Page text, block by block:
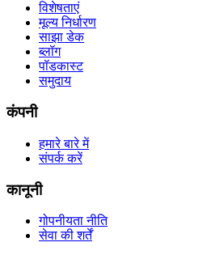
विशेषताएं
मूल्य निर्धारण
साझा डेक
ब्लॉग
पॉडकास्ट
समुदाय
कंपनी
हमारे बारे में
संपर्क करें
कानूनी
गोपनीयता नीति
सेवा की शर्तें